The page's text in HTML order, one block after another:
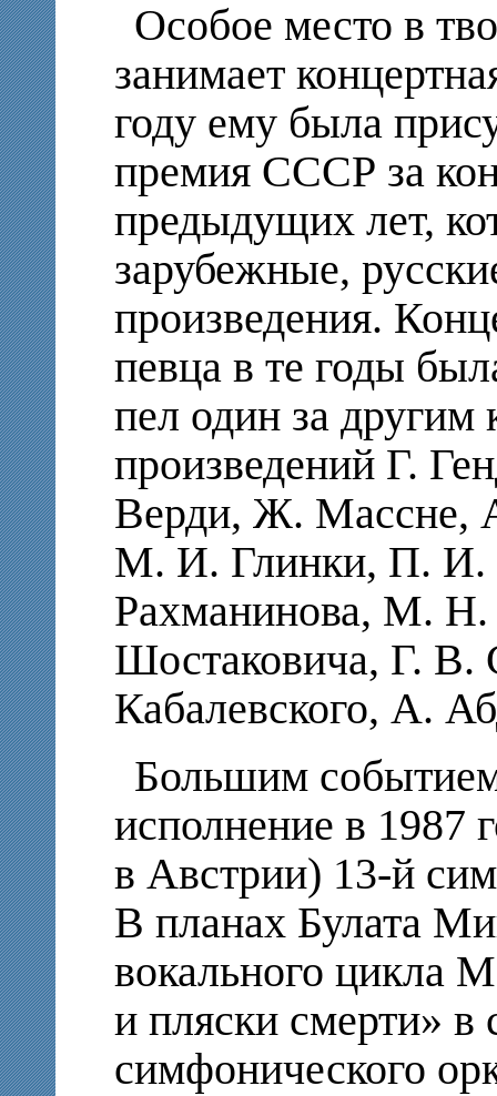
Особое место в
занимает
году ему была
премия СССР за
предыдущих лет,
зарубежные,
произведения.
певца в те годы
пел один за другим
произведений Г.
Верди, Ж. Массне,
М. И. Глинки, П. И.
Рахманинова, М. Н.
Шостаковича, Г. В.
Кабалевского, А.
Большим
исполнение в 1987
в Австрии) 13-й
В планах Булата
вокального цикла
и пляски смерти»
симфонического